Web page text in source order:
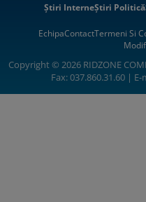
Știri InterneȘtiri Politică
EchipaContactTermeni Si
Copyright © 2026 RIDZONE
Fax: 037.860.31.60 | E-